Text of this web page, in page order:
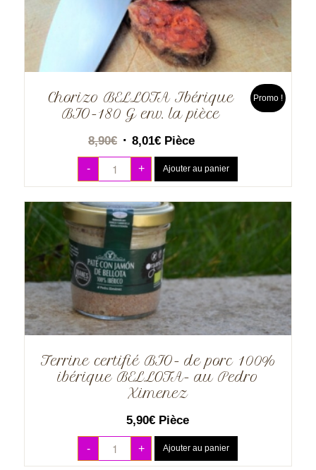
Chorizo BELLOTA Ibérique
BIO-180 G env. la pièce
8,90€ 8,01€Pièce
Promo !
- + Ajouter au panier
Terrine certifié BIO- de porc 100%
ibérique BELLOTA- au Pedro
Ximenez
5,90€ Pièce
- + Ajouter au panier